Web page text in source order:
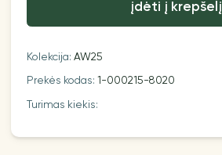
įdėti į krepšelį
Kolekcija:AW25
Prekės kodas:1-000215-8020
Turimas kiekis: